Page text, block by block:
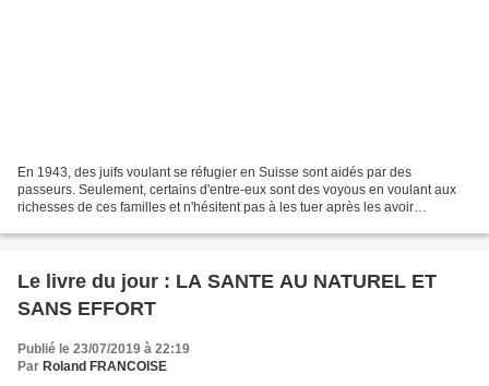
En 1943, des juifs voulant se réfugier en Suisse sont aidés par des
passeurs. Seulement, certains d'entre-eux sont des voyous en voulant aux
richesses de ces familles et n'hésitent pas à les tuer après les avoir
Le livre du jour : LA SANTE AU NATUREL ET
SANS EFFORT
Publié le 23/07/2019 à 22:19
Par Roland FRANCOISE